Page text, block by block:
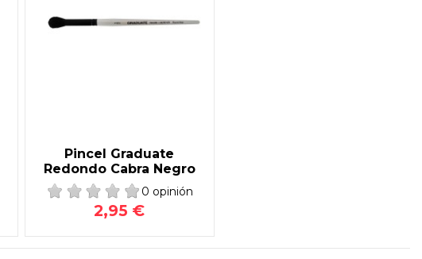
Pincel Graduate
Redondo Cabra Negro
0 opinión
2,95 €